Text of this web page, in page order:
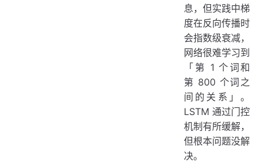
息，但实践中梯
度在反向传播时
会指数级衰减，
网络很难学习到
「第 1 个词和
第 800 个词之
间的关系」。
LSTM 通过门控
机制有所缓解，
但根本问题没解
决。